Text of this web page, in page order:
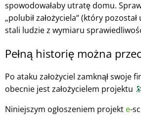
spowodowałaby utratę domu.
polubił założyciela (który pozostał
stali ludzie z wymiaru
Pełną historię można
Po ataku założyciel zamknął swoje
obecnie jest założycielem projektu
Niniejszym ogłoszeniem projekt e-